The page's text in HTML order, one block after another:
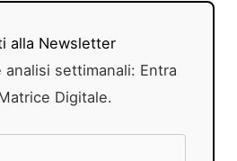
alla Newsletter
settimanali: Entra
Digitale.